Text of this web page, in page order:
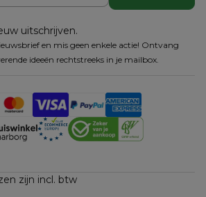
uitschrijven.
en mis geen enkele actie! Ontvang
ideeën rechtstreeks in je mailbox.
zijn incl. btw